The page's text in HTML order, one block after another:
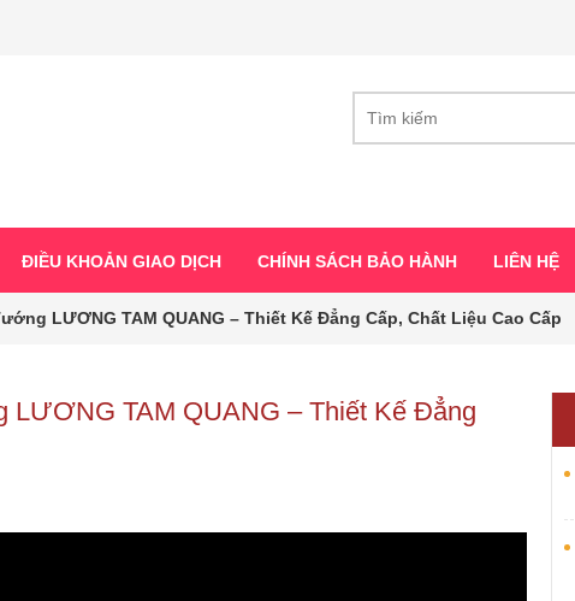
ĐIỀU KHOẢN GIAO DỊCH CHÍNH SÁCH BẢO HÀNH LIÊN HỆ
LƯƠNG TAM QUANG – Thiết Kế Đẳng Cấp, Chất Liệu Cao Cấp
TAM QUANG – Thiết Kế Đẳng